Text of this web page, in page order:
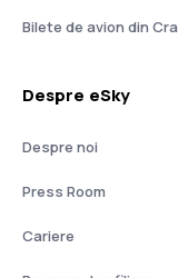
Bilete de avion din
Despre eSky
Despre noi
Press Room
Cariere